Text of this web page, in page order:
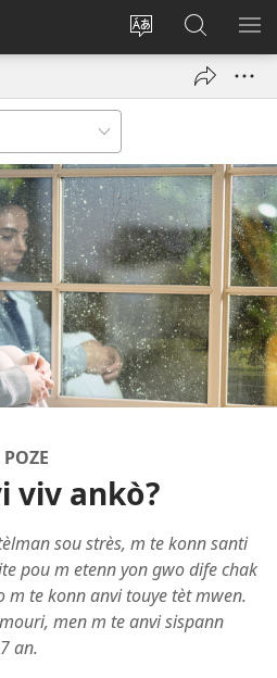
Chanje
Konekte
(opens
Fè
rechèch
sou
viv ankò?
sou strès, m te konn santi
pou m etenn yon gwo dife chak
m te konn anvi touye tèt mwen.
men m te anvi sispann
an.